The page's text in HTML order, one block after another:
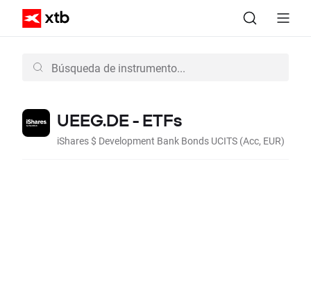
UEEG.DE - ETFs
iShares $ Development Bank Bonds UCITS (Acc, EUR)